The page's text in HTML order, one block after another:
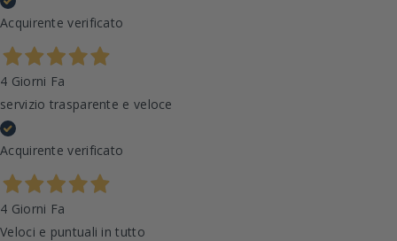
Acquirente verificato
4 Giorni Fa
servizio trasparente e veloce
Acquirente verificato
4 Giorni Fa
Veloci e puntuali in tutto